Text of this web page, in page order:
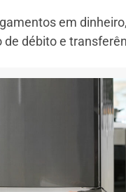
em
de débito e